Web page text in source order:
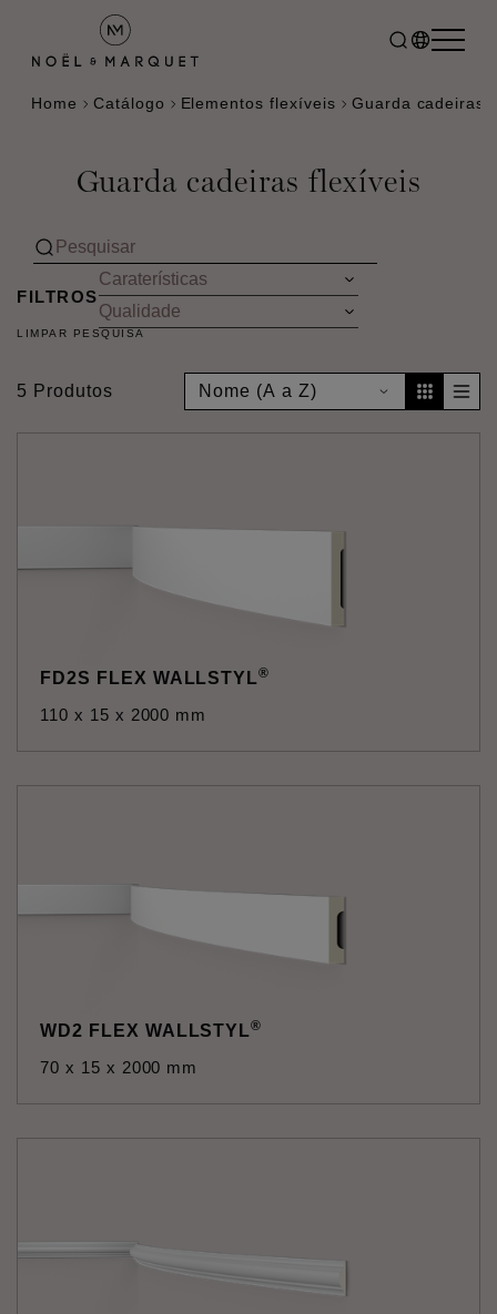
Home Catálogo Elementos flexíveis Guarda cadeiras
Guarda cadeiras flexíveis
FILTROS
LIMPAR PESQUISA
5 Produtos
FD2S FLEX WALLSTYL®
110 x 15 x 2000 mm
WD2 FLEX WALLSTYL®
70 x 15 x 2000 mm